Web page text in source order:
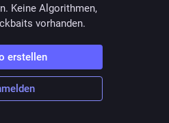
Keine Algorithmen,
vorhanden.
erstellen